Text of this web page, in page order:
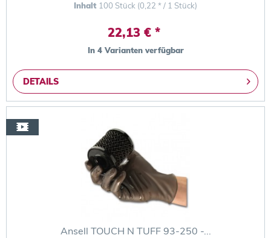
Inhalt 100 Stück (0,22 * / 1 Stück)
22,13 € *
In 4 Varianten verfügbar
DETAILS
Ansell TOUCH N TUFF 93-250 -...